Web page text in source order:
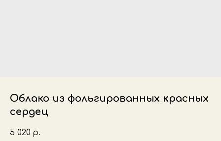
Облако из фольгированных красных
сердец
5 020 р.